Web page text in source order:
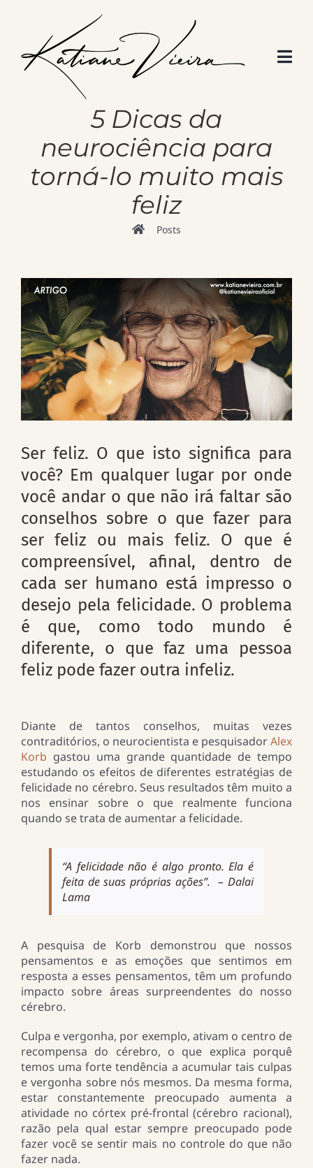
5 Dicas da
neurociência para
torná-lo muito mais
feliz
Posts
Ser feliz. O que isto significa para
você? Em qualquer lugar por onde
você andar o que não irá faltar são
conselhos sobre o que fazer para
ser feliz ou mais feliz. O que é
compreensível, afinal, dentro de
cada ser humano está impresso o
desejo pela felicidade. O problema
é que, como todo mundo é
diferente, o que faz uma pessoa
feliz pode fazer outra infeliz.
Diante de tantos conselhos, muitas vezes
contraditórios, o neurocientista e pesquisadorAlex
Korb gastou uma grande quantidade de tempo
estudando os efeitos de diferentes estratégias de
felicidade no cérebro. Seus resultados têm muito a
nos ensinar sobre o que realmente funciona
quando se trata de aumentar a felicidade.
“A felicidade não é algo pronto. Ela é
feita de suas próprias ações”. – Dalai
Lama
A pesquisa de Korb demonstrou que nossos
pensamentos e as emoções que sentimos em
resposta a esses pensamentos, têm um profundo
impacto sobre áreas surpreendentes do nosso
cérebro.
Culpa e vergonha, por exemplo, ativam o centro de
recompensa do cérebro, o que explica porquê
temos uma forte tendência a acumular tais culpas
e vergonha sobre nós mesmos. Da mesma forma,
estar constantemente preocupado aumenta a
atividade no córtex pré-frontal (cérebro racional),
razão pela qual estar sempre preocupado pode
fazer você se sentir mais no controle do que não
fazer nada.